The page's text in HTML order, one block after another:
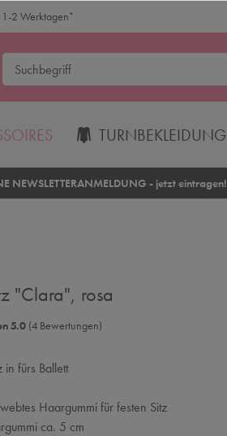
2 Werktagen*
TURNBEKLEIDUNG
NEWSLETTERANMELDUNG - jetzt eintragen!
"Clara", rosa
5.0(4 Bewertungen)
in fürs Ballett
Haargummi für festen Sitz
ca. 5 cm